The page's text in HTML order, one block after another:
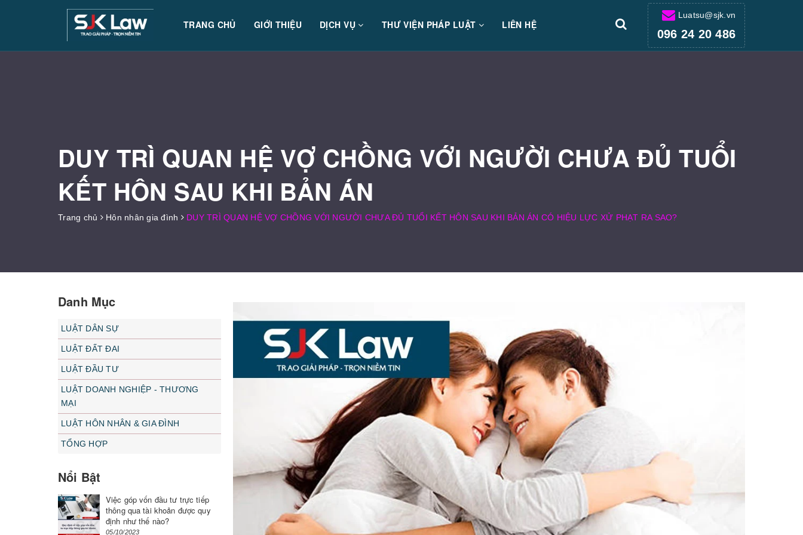
TRANG CHỦ GIỚI THIỆU DỊCH VỤ THƯ VIỆN PHÁP LUẬT LIÊN HỆ
Luatsu@sjk.vn
096 24 20 486
DUY TRÌ QUAN HỆ VỢ CHỒNG VỚI NGƯỜI CHƯA ĐỦ TUỔI
KẾT HÔN SAU KHI BẢN ÁN
Trang chủ Hôn nhân gia đình DUY TRÌ QUAN HỆ VỢ CHỒNG VỚI NGƯỜI CHƯA ĐỦ TUỔI KẾT HÔN SAU KHI BẢN ÁN CÓ HIỆU LỰC XỬ PHẠT RA SAO?
Danh Mục
LUẬT DÂN SỰ
LUẬT ĐẤT ĐAI
LUẬT ĐẦU TƯ
LUẬT DOANH NGHIỆP - THƯƠNG
MẠI
LUẬT HÔN NHÂN & GIA ĐÌNH
TỔNG HỢP
Nổi Bật
Việc góp vốn đầu tư trực tiếp
thông qua tài khoản được quy
định như thế nào?
05/10/2023